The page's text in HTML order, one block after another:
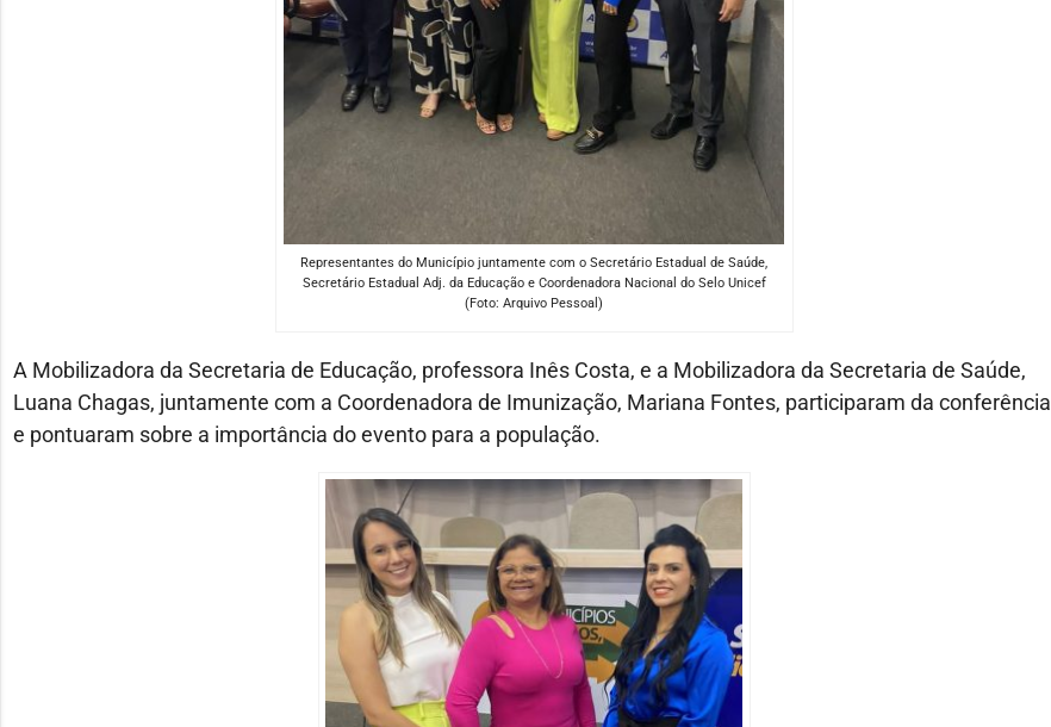
Representantes do Município juntamente com o Secretário Estadual de Saúde,
Secretário Estadual Adj. da Educação e Coordenadora Nacional do Selo Unicef
(Foto: Arquivo Pessoal)
A Mobilizadora da Secretaria de Educação, professora Inês Costa, e a Mobilizadora da Secretaria de Saúde,
Luana Chagas, juntamente com a Coordenadora de Imunização, Mariana Fontes, participaram da conferência
e pontuaram sobre a importância do evento para a população.